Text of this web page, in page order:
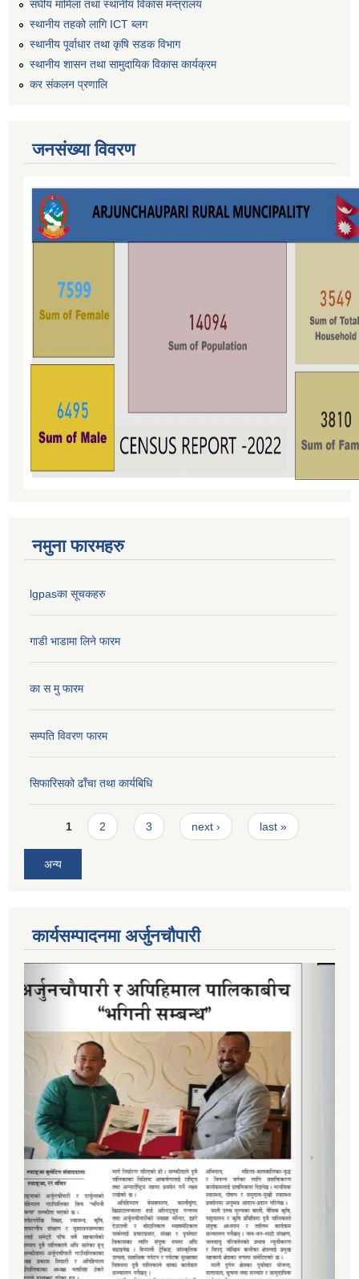
संघीय मामिला तथा स्थानीय विकास मन्त्रालय
स्थानीय तहको लागि ICT ब्लग
स्थानीय पूर्वाधार तथा कृषि सडक विभाग
स्थानीय शासन तथा सामुदायिक विकास कार्यक्रम
कर स‌ंकलन प्रणालि
जनसंख्या विवरण
नमुना फारमहरु
lgpasका सूचकहरु
गाडी भाडामा लिने फारम
का स मु फारम
सम्पति विवरण फारम
सिफारिसको ढाँचा तथा कार्यबिधि
Pages
1 2 3 next › last »
अन्य
कार्यसम्पादनमा अर्जुनचौपारी